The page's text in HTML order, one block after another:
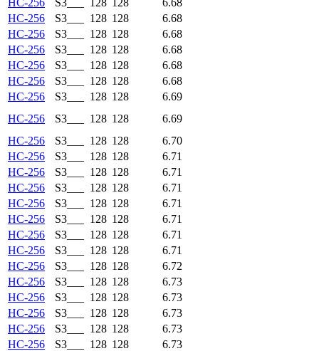
HC-256
S3___ 128 128
6.68
HC-256
S3___ 128 128
6.68
HC-256
S3___ 128 128
6.68
HC-256
S3___ 128 128
6.68
HC-256
S3___ 128 128
6.68
HC-256
S3___ 128 128
6.68
HC-256
S3___ 128 128
6.69
HC-256
S3___ 128 128
6.69
HC-256
S3___ 128 128
6.70
HC-256
S3___ 128 128
6.71
HC-256
S3___ 128 128
6.71
HC-256
S3___ 128 128
6.71
HC-256
S3___ 128 128
6.71
HC-256
S3___ 128 128
6.71
HC-256
S3___ 128 128
6.71
HC-256
S3___ 128 128
6.71
HC-256
S3___ 128 128
6.72
HC-256
S3___ 128 128
6.73
HC-256
S3___ 128 128
6.73
HC-256
S3___ 128 128
6.73
HC-256
S3___ 128 128
6.73
HC-256
S3___ 128 128
6.73